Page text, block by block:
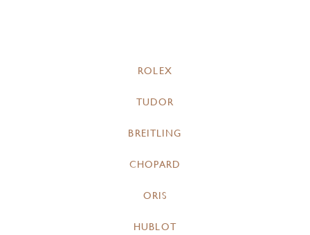
ROLEX
TUDOR
BREITLING
CHOPARD
ORIS
HUBLOT